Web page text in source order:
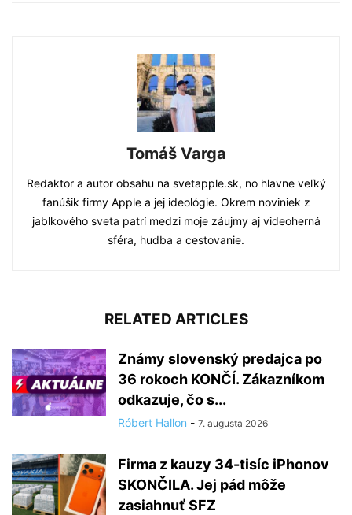
Tomáš Varga
Redaktor a autor obsahu na svetapple.sk, no hlavne veľký
fanúšik firmy Apple a jej ideológie. Okrem noviniek z
jablkového sveta patrí medzi moje záujmy aj videoherná
sféra, hudba a cestovanie.
RELATED ARTICLES
Známy slovenský predajca po
36 rokoch KONČÍ. Zákazníkom
odkazuje, čo s...
Róbert Hallon - 7. augusta 2026
Firma z kauzy 34-tisíc iPhonov
SKONČILA. Jej pád môže
zasiahnuť SFZ